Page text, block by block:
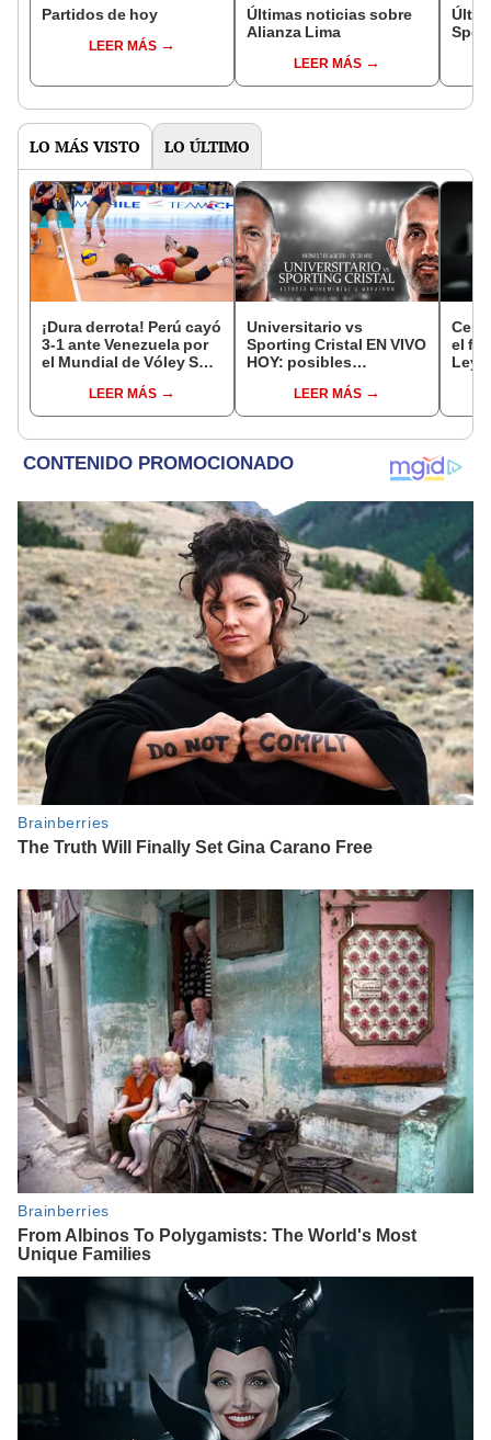
Partidos de hoy
LEER MÁS
Últimas noticias sobre
Alianza Lima
LEER MÁS
LO MÁS VISTO LO ÚLTIMO
¡Dura derrota! Perú cayó
3-1 ante Venezuela por
el Mundial de Vóley Sub
LEER MÁS
Universitario vs
Sporting Cristal EN VIVO
HOY: posibles
pronóstico, hora y canal
dónde ver partido por el
LEER MÁS
el